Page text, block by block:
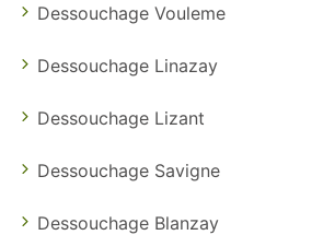
Dessouchage Vouleme
Dessouchage Linazay
Dessouchage Lizant
Dessouchage Savigne
Dessouchage Blanzay